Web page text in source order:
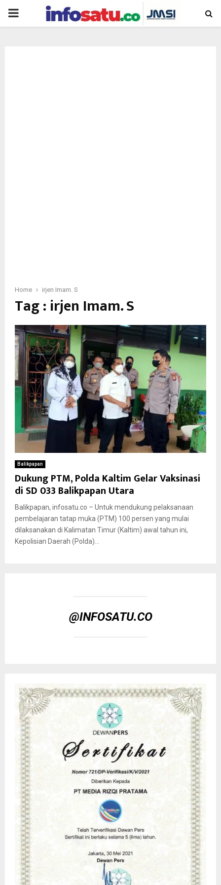
PRIMARY
Home irjen Imam. S
Tag : irjen Imam. S
Balikpapan
Dukung PTM, Polda Kaltim Gelar Vaksinasi
di SD 033 Balikpapan Utara
Balikpapan, infosatu.co – Untuk mendukung pelaksanaan
pembelajaran tatap muka (PTM) 100 persen yang mulai
dilaksanakan di Kalimatan Timur (Kaltim) awal tahun ini,
Kepolisian Daerah (Polda)...
@INFOSATU.CO